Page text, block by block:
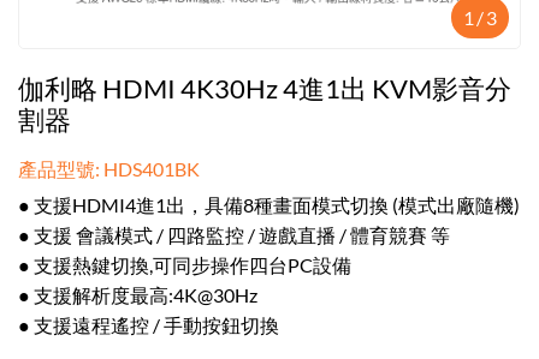
1 /3
伽利略 HDMI 4K30Hz 4進1出 KVM影音分
割器
產品型號: HDS401BK
● 支援HDMI4進1出，具備8種畫面模式切換 (模式出廠隨機)
● 支援 會議模式 / 四路監控 / 遊戲直播 / 體育競賽 等
● 支援熱鍵切換,可同步操作四台PC設備
● 支援解析度最高:4K@30Hz
● 支援遠程遙控 / 手動按鈕切換